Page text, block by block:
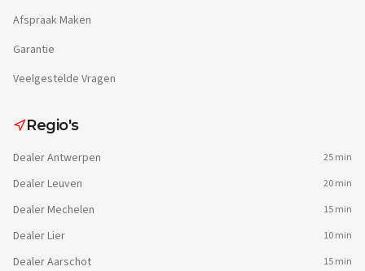
Afspraak Maken
Garantie
Veelgestelde Vragen
Regio's
DealerAntwerpen 25 min
DealerLeuven 20 min
DealerMechelen 15 min
DealerLier 10 min
DealerAarschot 15 min